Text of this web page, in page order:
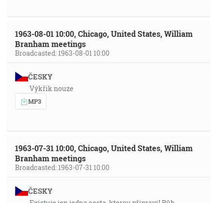
1963-08-01 10:00, Chicago, United States, William
Branham meetings
Broadcasted: 1963-08-01 10:00
ČESKY
Výkřik nouze
MP3
1963-07-31 10:00, Chicago, United States, William
Branham meetings
Broadcasted: 1963-07-31 10:00
ČESKY